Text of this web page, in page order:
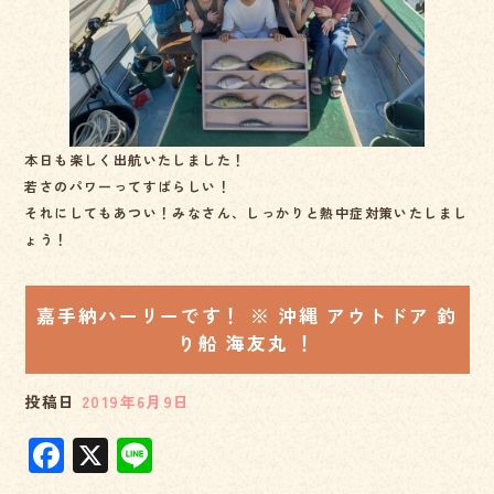
本日も楽しく出航いたしました！
若さのパワーってすばらしい！
それにしてもあつい！みなさん、しっかりと熱中症対策いたしまし
ょう！
嘉手納ハーリーです！ ※ 沖縄 アウトドア 釣
り船 海友丸 ！
投稿日 2019年6月9日
F X